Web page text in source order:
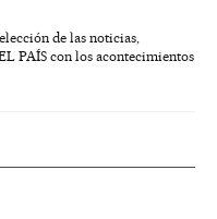
de las noticias,
PAÍS con los acontecimientos